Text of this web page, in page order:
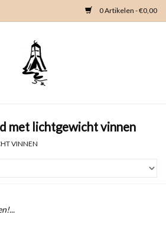
0 Artikelen - €0,00
met lichtgewicht vinnen
VINNEN